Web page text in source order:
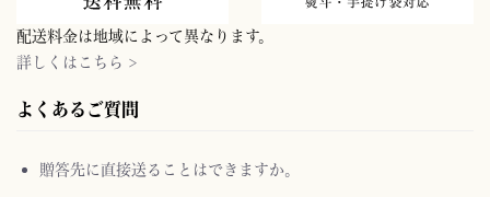
配送料金は地域によって異なります。
詳しくはこちら >
よくあるご質問
贈答先に直接送ることはできますか。